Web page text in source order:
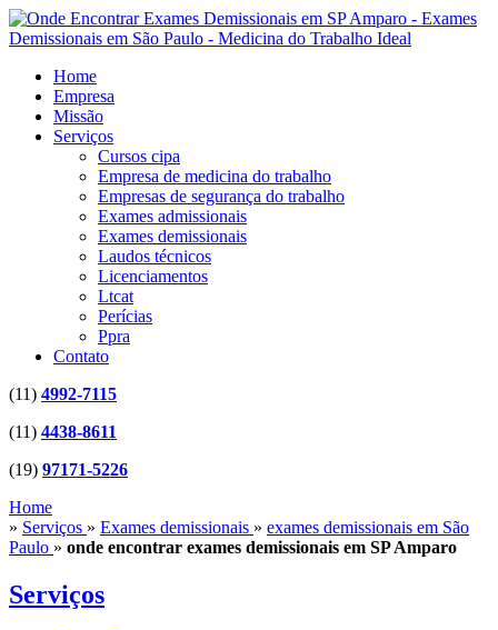
Home
Empresa
Missão
Serviços
Cursos cipa
Empresa de medicina do trabalho
Empresas de segurança do trabalho
Exames admissionais
Exames demissionais
Laudos técnicos
Licenciamentos
Ltcat
Perícias
Ppra
Contato
(11) 4992-7115
(11) 4438-8611
(19) 97171-5226
Home
» Serviços » Exames demissionais » exames demissionais em São
Paulo » onde encontrar exames demissionais em SP Amparo
Serviços